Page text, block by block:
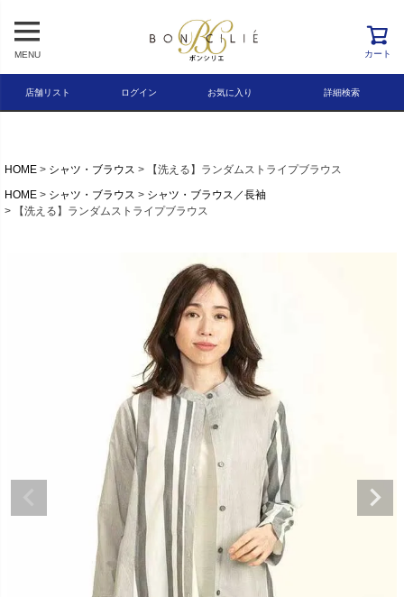
MENU カート
店舗リスト ログイン お気に入り 詳細検索
検索
HOME シャツ・ブラウス
【洗える】ランダムストライプブラウス
HOME
シャツ・ブラウス
シャツ・ブラウス／長袖
【洗える】ランダムストライプブラウス